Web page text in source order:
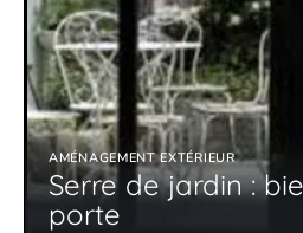
AMÉNAGEMENT EXTÉRIEUR
Serre de jardin :
porte